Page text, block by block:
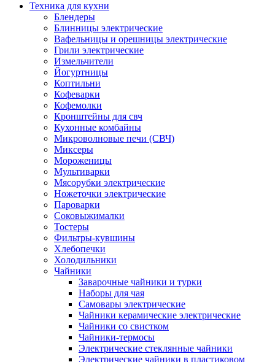
Техника для кухни
Блендеры
Блинницы электрические
Вафельницы и орешницы электрические
Грили электрические
Измельчители
Йогуртницы
Коптильни
Кофеварки
Кофемолки
Кронштейны для свч
Кухонные комбайны
Микроволновые печи (СВЧ)
Миксеры
Мороженицы
Мультиварки
Мясорубки электрические
Ножеточки электрические
Пароварки
Соковыжималки
Тостеры
Фильтры-кувшины
Хлебопечки
Холодильники
Чайники
Заварочные чайники и турки
Наборы для чая
Самовары электрические
Чайники керамические электрические
Чайники со свистком
Чайники-термосы
Электрические стеклянные чайники
Электрические чайники в пластиковом